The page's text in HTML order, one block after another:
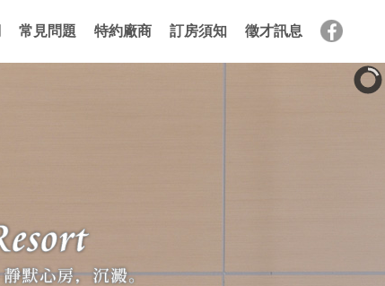
常見問題 特約廠商 訂房須知 徵才訊息